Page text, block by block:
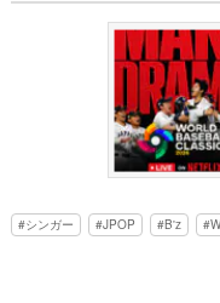
シンガー JPOP B'z